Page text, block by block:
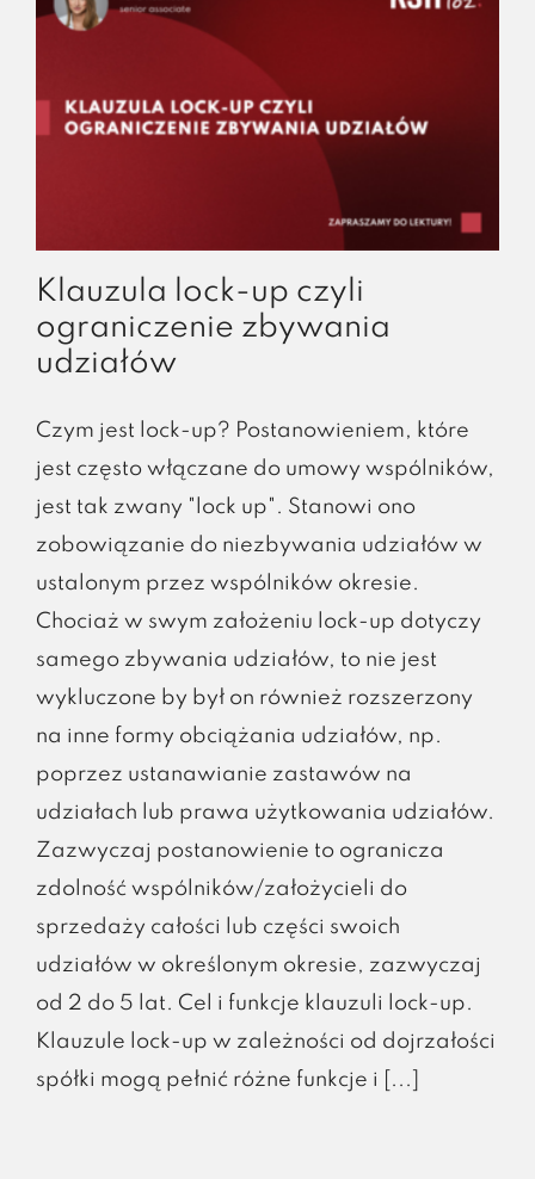
Klauzula lock-up czyli
ograniczenie zbywania
udziałów
Czym jest lock-up? Postanowieniem, które
jest często włączane do umowy wspólników,
jest tak zwany "lock up". Stanowi ono
zobowiązanie do niezbywania udziałów w
ustalonym przez wspólników okresie.
Chociaż w swym założeniu lock-up dotyczy
samego zbywania udziałów, to nie jest
wykluczone by był on również rozszerzony
na inne formy obciążania udziałów, np.
poprzez ustanawianie zastawów na
udziałach lub prawa użytkowania udziałów.
Zazwyczaj postanowienie to ogranicza
zdolność wspólników/założycieli do
sprzedaży całości lub części swoich
udziałów w określonym okresie, zazwyczaj
od 2 do 5 lat. Cel i funkcje klauzuli lock-up.
Klauzule lock-up w zależności od dojrzałości
spółki mogą pełnić różne funkcje i [...]